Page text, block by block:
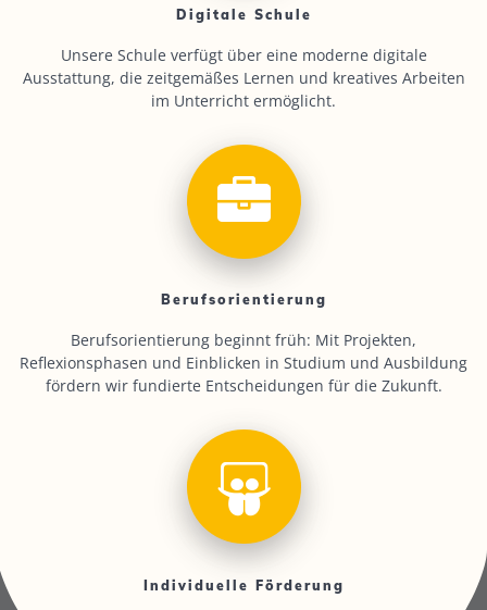
Digitale Schule
Unsere Schule verfügt über eine moderne digitale
Ausstattung, die zeitgemäßes Lernen und kreatives Arbeiten
im Unterricht ermöglicht.
Berufsorientierung
Berufsorientierung beginnt früh: Mit Projekten,
Reflexionsphasen und Einblicken in Studium und Ausbildung
fördern wir fundierte Entscheidungen für die Zukunft.
Individuelle Förderung